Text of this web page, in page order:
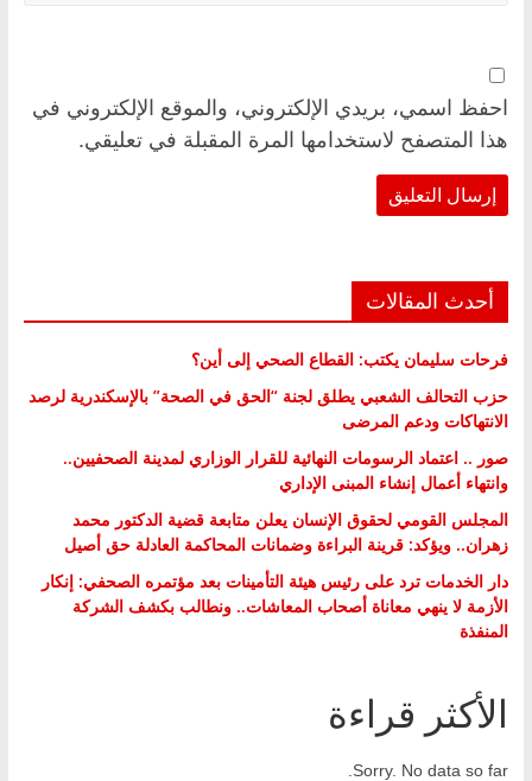
احفظ اسمي، بريدي الإلكتروني، والموقع الإلكتروني في
هذا المتصفح لاستخدامها المرة المقبلة في تعليقي.
أحدث المقالات
فرحات سليمان يكتب: القطاع الصحي إلى أين؟
حزب التحالف الشعبي يطلق لجنة “الحق في الصحة” بالإسكندرية لرصد
الانتهاكات ودعم المرضى
صور .. اعتماد الرسومات النهائية للقرار الوزاري لمدينة الصحفيين..
وانتهاء أعمال إنشاء المبنى الإداري
المجلس القومي لحقوق الإنسان يعلن متابعة قضية الدكتور محمد
زهران.. ويؤكد: قرينة البراءة وضمانات المحاكمة العادلة حق أصيل
دار الخدمات ترد على رئيس هيئة التأمينات بعد مؤتمره الصحفي: إنكار
الأزمة لا ينهي معاناة أصحاب المعاشات.. ونطالب بكشف الشركة
المنفذة
الأكثر قراءة
Sorry. No data so far.